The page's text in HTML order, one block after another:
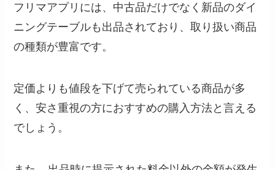
フリマアプリには、中古品だけでなく新品のダイ
ニングテーブルも出品されており、取り扱い商品
の種類が豊富です。
定価よりも値段を下げて売られている商品が多
く、安さ重視の方におすすめの購入方法と言える
でしょう。